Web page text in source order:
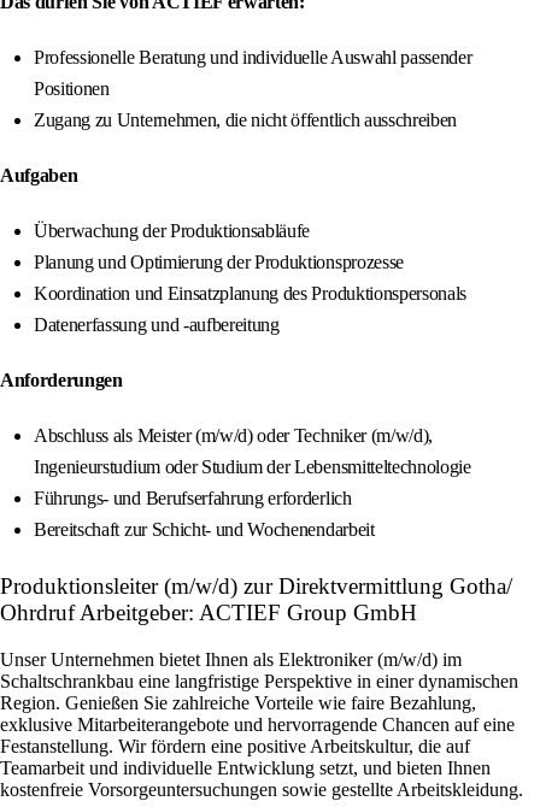
Professionelle Beratung und individuelle Auswahl passender
Positionen
Zugang zu Unternehmen, die nicht öffentlich ausschreiben
Aufgaben
Überwachung der Produktionsabläufe
Planung und Optimierung der Produktionsprozesse
Koordination und Einsatzplanung des Produktionspersonals
Datenerfassung und -aufbereitung
Anforderungen
Abschluss als Meister (m/w/d) oder Techniker (m/w/d),
Ingenieurstudium oder Studium der Lebensmitteltechnologie
Führungs- und Berufserfahrung erforderlich
Bereitschaft zur Schicht- und Wochenendarbeit
Produktionsleiter (m/w/d) zur Direktvermittlung Gotha/
Ohrdruf Arbeitgeber: ACTIEF Group GmbH
Unser Unternehmen bietet Ihnen als Elektroniker (m/w/d) im
Schaltschrankbau eine langfristige Perspektive in einer dynamischen
Region. Genießen Sie zahlreiche Vorteile wie faire Bezahlung,
exklusive Mitarbeiterangebote und hervorragende Chancen auf eine
Festanstellung. Wir fördern eine positive Arbeitskultur, die auf
Teamarbeit und individuelle Entwicklung setzt, und bieten Ihnen
kostenfreie Vorsorgeuntersuchungen sowie gestellte Arbeitskleidung.